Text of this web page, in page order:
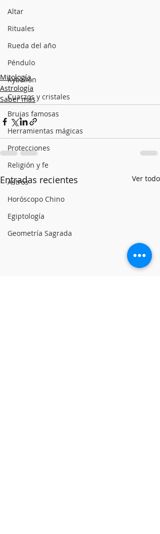
Altar
Rituales
Rueda del año
Péndulo
Kybalión
Cuarzos y cristales
Brujas famosas
Herramientas mágicas
Protecciones
Religión y fe
Astros
Horóscopo Chino
Egiptología
Geometría Sagrada
Mitología
Astrología
Saber más
Entradas recientes Ver todo